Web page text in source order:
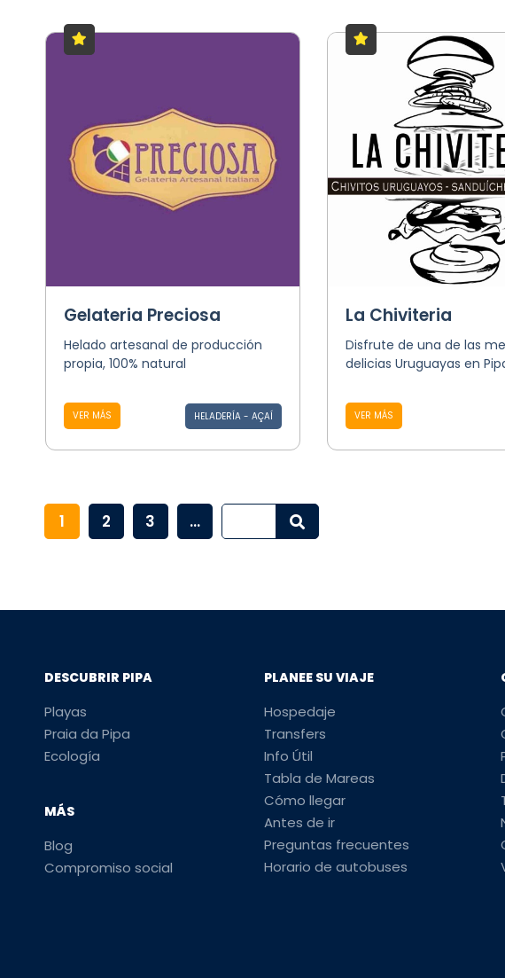
Gelateria Preciosa
Helado artesanal de producción
propia, 100% natural
VER MÁS HELADERÍA - AÇAÍ
La Chiviteria
Disfrute de una de las
delicias Uruguayas en
VER MÁS
1 2 3 ...
DESCUBRIR PIPA
Playas
Praia da Pipa
Ecología
MÁS
Blog
Compromiso social
PLANEE SU VIAJE
Hospedaje
Transfers
Info Útil
Tabla de Mareas
Cómo llegar
Antes de ir
Preguntas frecuentes
Horario de autobuses